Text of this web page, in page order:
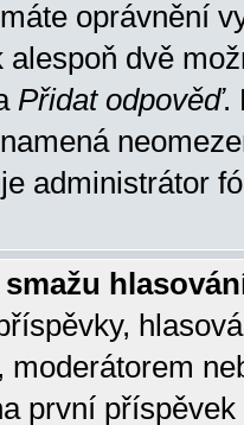
oprávnění
alespoň dvě
Přidat odpověď.
administrátor
moderátorem
první